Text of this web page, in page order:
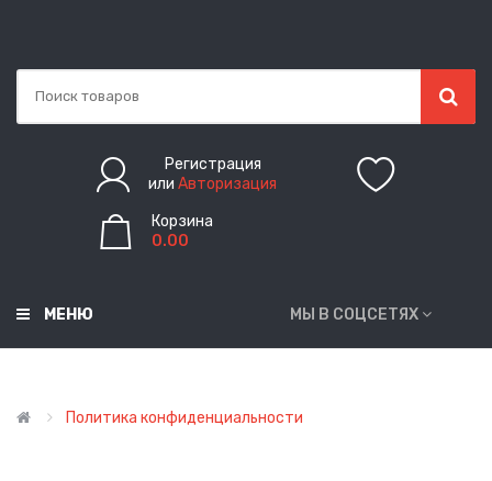
Регистрация
или Авторизация
Корзина
0.00
МЫ В СОЦСЕТЯХ
МЕНЮ
Политика конфиденциальности